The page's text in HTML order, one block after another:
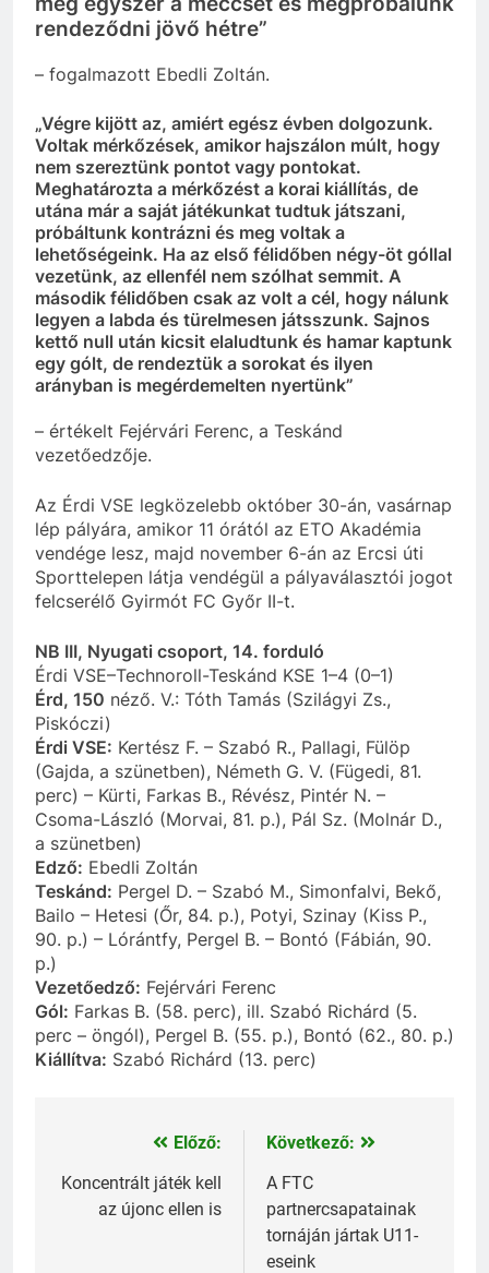
rendeződni jövő hétre”
– fogalmazott Ebedli Zoltán.
„Végre kijött az, amiért egész évben dolgozunk.
Voltak mérkőzések, amikor hajszálon múlt, hogy
nem szereztünk pontot vagy pontokat.
Meghatározta a mérkőzést a korai kiállítás, de
utána már a saját játékunkat tudtuk játszani,
próbáltunk kontrázni és meg voltak a
lehetőségeink. Ha az első félidőben négy-öt góllal
vezetünk, az ellenfél nem szólhat semmit. A
második félidőben csak az volt a cél, hogy nálunk
legyen a labda és türelmesen játsszunk. Sajnos
kettő null után kicsit elaludtunk és hamar kaptunk
egy gólt, de rendeztük a sorokat és ilyen
arányban is megérdemelten nyertünk”
– értékelt Fejérvári Ferenc, a Teskánd
vezetőedzője.
Az Érdi VSE legközelebb október 30-án, vasárnap
lép pályára, amikor 11 órától az ETO Akadémia
vendége lesz, majd november 6-án az Ercsi úti
Sporttelepen látja vendégül a pályaválasztói jogot
felcserélő Gyirmót FC Győr II-t.
NB III, Nyugati csoport, 14. forduló
Érdi VSE–Technoroll-Teskánd KSE 1–4 (0–1)
Érd, 150 néző. V.: Tóth Tamás (Szilágyi Zs.,
Piskóczi)
Érdi VSE: Kertész F. – Szabó R., Pallagi, Fülöp
(Gajda, a szünetben), Németh G. V. (Fügedi, 81.
perc) – Kürti, Farkas B., Révész, Pintér N. –
Csoma-László (Morvai, 81. p.), Pál Sz. (Molnár D.,
a szünetben)
Edző: Ebedli Zoltán
Teskánd: Pergel D. – Szabó M., Simonfalvi, Bekő,
Bailo – Hetesi (Őr, 84. p.), Potyi, Szinay (Kiss P.,
90. p.) – Lórántfy, Pergel B. – Bontó (Fábián, 90.
p.)
Vezetőedző: Fejérvári Ferenc
Gól: Farkas B. (58. perc), ill. Szabó Richárd (5.
perc – öngól), Pergel B. (55. p.), Bontó (62., 80. p.)
Kiállítva: Szabó Richárd (13. perc)
Bejegyzés
navigáció
Előző:
Koncentrált játék kell
az újonc ellen is
Következő:
A FTC
partnercsapatainak
tornáján jártak U11-
eseink